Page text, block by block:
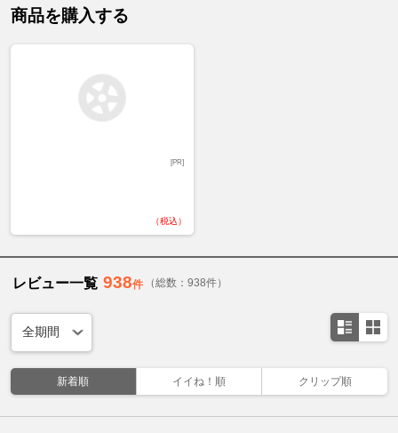
商品を購入する
[PR]
（税込）
レビュー一覧 938件 （総数：938件）
新着順 イイね！順 クリップ順